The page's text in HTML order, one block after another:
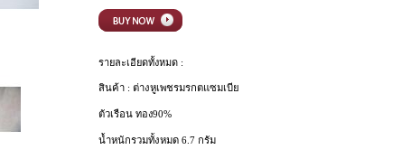
รายละเอียดทั้งหมด :
สินค้า : ต่างหูเพชรมรกตแซมเบีย
ตัวเรือน ทอง90%
น้ำหนักรวมทั้งหมด 6.7 กรัม